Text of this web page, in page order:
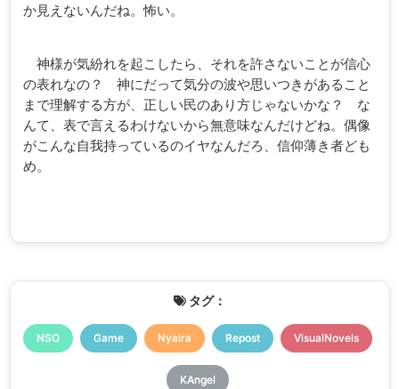
か見えないんだね。怖い。
神様が気紛れを起こしたら、それを許さないことが信心
の表れなの？ 神にだって気分の波や思いつきがあること
まで理解する方が、正しい民のあり方じゃないかな？ な
んて、表で言えるわけないから無意味なんだけどね。偶像
がこんな自我持っているのイヤなんだろ、信仰薄き者ども
め。
タグ：
NSO Game Nyalra Repost VisualNovels
KAngel